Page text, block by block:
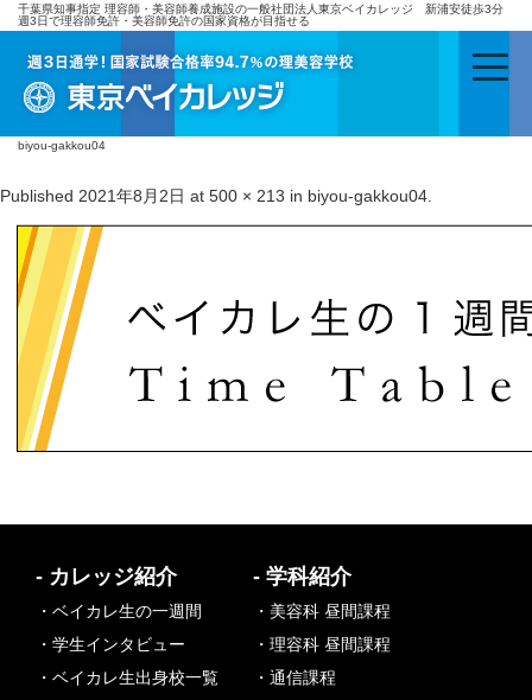
千葉県知事指定 理容師・美容師養成施設の一般社団法人東京ベイカレッジ 新浦安徒歩3分
週3日で理容師免許・美容師免許の国家資格が目指せる
biyou-gakkou04
Published 2021年8月2日 at 500 × 213 in biyou-gakkou04
- カレッジ紹介
・ベイカレ生の一週間
・学生インタビュー
・ベイカレ生出身校一覧
- 学科紹介
・美容科 昼間課程
・理容科 昼間課程
・通信課程